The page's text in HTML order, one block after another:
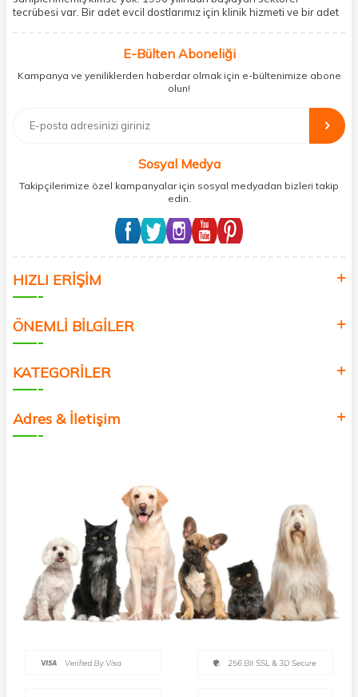
tecrübesi var. Bir adet evcil dostlarımız için klinik hizmeti ve bir adet
mobil şubesi ile tüketicilerine en hızlı ve güvenilir teslimatı garanti
etmektedir. Havale-EFT ve kredi kartı gibi ödeme seçenekleri ile
müşterilerini ödeme hususunda imkan sağlamıştır. Sosyal
sorumluluğu kesinlikle es geçmeyerek, mamaal.com üzerinden satışı
yapılan her ürün için sokak hayvanlarına aylık ve düzenli olarak
bağış işlemi gerçekleştirmektedir.
E-Bülten Aboneliği
Kampanya ve yeniliklerden haberdar olmak için e-bültenimize abone
olun!
Sosyal Medya
Takipçilerimize özel kampanyalar için sosyal medyadan bizleri takip
edin.
HIZLI ERİŞİM
ÖNEMLİ BİLGİLER
KATEGORİLER
Adres & İletişim